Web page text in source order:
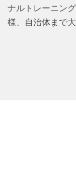
ナルトレーニン
様、自治体まで大